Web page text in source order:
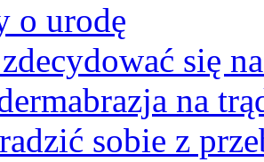
o urodę
się
na
sobie z